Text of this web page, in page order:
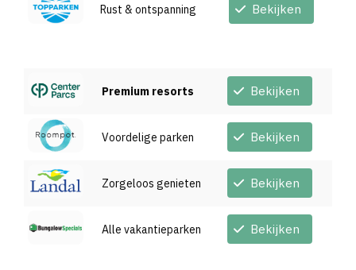
Rust & ontspanning Bekijken
Premium resorts Bekijken
Voordelige parken Bekijken
Zorgeloos genieten Bekijken
Alle vakantieparken Bekijken